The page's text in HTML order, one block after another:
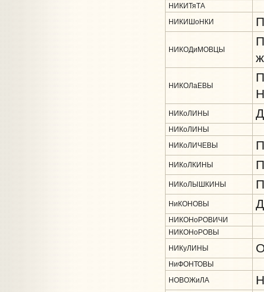
НИКИТяТА
НИКИШоНКИ
НИКОДиМОВЦЫ
НИКОЛаЕВЫ
НИКоЛИНЫ
НИКоЛИНЫ
НИКоЛИЧЕВЫ
НИКоЛКИНЫ
НИКоЛЫШКИНЫ
НиКОНОВЫ
НИКОНоРОВИЧИ
НИКОНоРОВЫ
НИКуЛИНЫ
НиФОНТОВЫ
НОВОЖиЛА